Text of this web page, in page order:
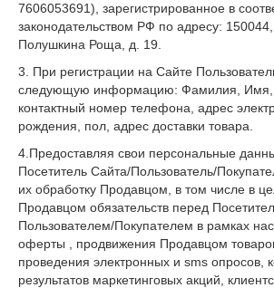
7606053691), зарегистрированное в
законодательством РФ по адресу: 150044,
Полушкина Роща, д. 19.
3. При регистрации на Сайте
следующую информацию: Фамилия, Имя,
контактный номер телефона, адрес
рождения, пол, адрес доставки товара.
4.Предоставляя свои персональные
Посетитель Сайта/Пользователь/
их обработку Продавцом, в том числе в
Продавцом обязательств перед
Пользователем/Покупателем в рамках
оферты , продвижения Продавцом товаров
проведения электронных и sms опросов,
результатов маркетинговых акций,